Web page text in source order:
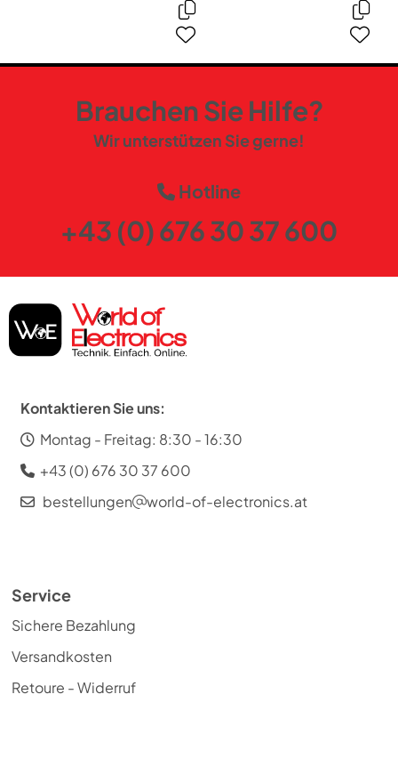
Brauchen Sie Hilfe?
Wir unterstützen Sie gerne!
Hotline
+43 (0) 676 30 37 600
Kontaktieren Sie uns:
Montag - Freitag: 8:30 - 16:30
+43 (0) 676 30 37 600
bestellungen
world-of-electronics.at
Service
Sichere Bezahlung
Versandkosten
Retoure - Widerruf